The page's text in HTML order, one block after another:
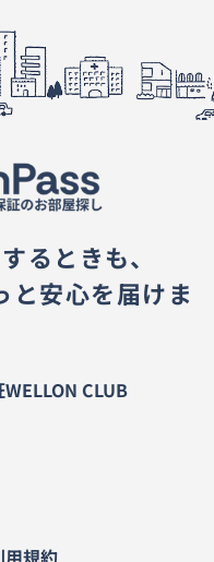
るときも、
と安心を届けま
WELLON CLUB
用規約